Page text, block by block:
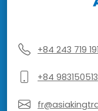
+84 243 719
+84 983150513